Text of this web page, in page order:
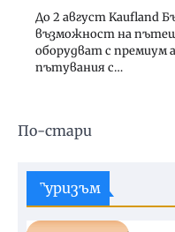
До 2 август Kaufland
възможност на
оборудват с премиум
пътувания с…
Навигация
По-стари
Туризъм